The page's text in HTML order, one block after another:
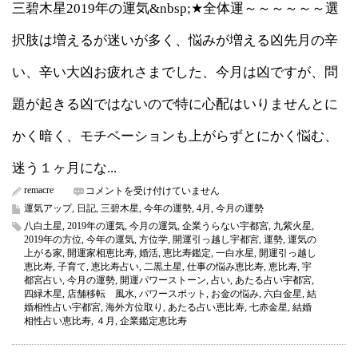
三碧木星2019年の運気&nbsp;★全体運～～～～～～選
択肢は増えるが迷いが多く、悩みが増える凶先月の辛
い、辛い大凶お疲れさまでした、今月は凶ですが、問
題が起きる凶ではないので特に心配はいりませんとに
かく暗く、モチベーションも上がらずとにかく悩む、
迷う１ヶ月にな...
remacre
三
碧
木
星
2019
年
4
月
の
運
気
コメントを受け付けていません
運気アップ, 日記 三碧木星 今年の運勢 4月 今月の運勢
八白土星 2019年の運気 今月の運気 企業うらない宇都宮 九紫火星
2019年の方位 今年の運気 方位学 開運引っ越し宇都宮 運勢 運気の
上がる家 開運家相恵比寿 婚活 恵比寿鑑定 一白水星 開運引っ越し
恵比寿 子育て 恵比寿占い 二黒土星 仕事の悩み恵比寿 恵比寿 宇
都宮占い 今月の運勢 開運パワーストーン 占い あたる占い宇都宮
四緑木星
店舗移転 風水 パワースポット お金の悩み 六白金星 結
婚相性占い宇都宮 海外方位取り あたる占い恵比寿 七赤金星 結婚
相性占い恵比寿 ４月 企業鑑定恵比寿